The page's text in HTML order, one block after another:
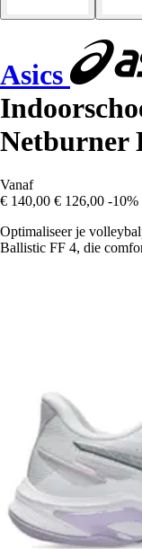
Asics
Netburner
Vanaf
€ 140,00 € 126,00 -10%
Optimaliseer je
Ballistic FF 4, die